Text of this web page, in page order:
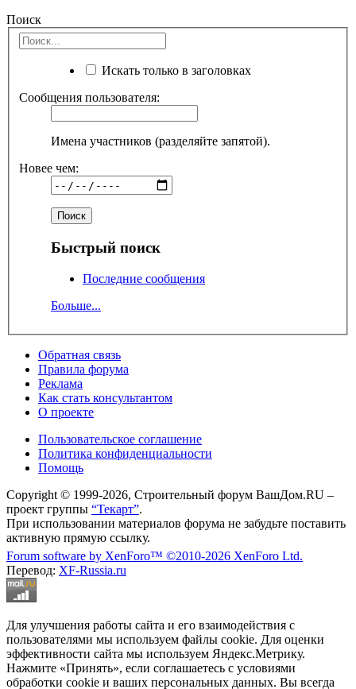
Поиск
Искать только в заголовках
Сообщения пользователя:
Имена участников (разделяйте запятой).
Новее чем:
Быстрый поиск
Последние сообщения
Больше...
Обратная связь
Правила форума
Реклама
Как стать консультантом
О проекте
Пользовательское соглашение
Политика конфиденциальности
Помощь
Copyright © 1999-2026, Строительный форум ВашДом.RU –
проект группы “Текарт”.
При использовании материалов форума не забудьте поставить
активную прямую ссылку.
Forum software by XenForo™ ©2010-2026 XenForo Ltd.
Перевод: XF-Russia.ru
Для улучшения работы сайта и его взаимодействия с
пользователями мы используем файлы cookie. Для оценки
эффективности сайта мы используем Яндекс.Метрику.
Нажмите «Принять», если соглашаетесь с условиями
обработки cookie и ваших персональных данных. Вы всегда